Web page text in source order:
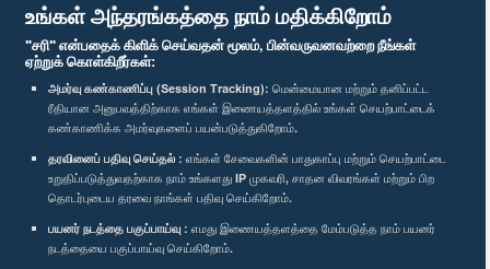
உங்கள் அந்தரங்கத்தை நாம் மதிக்கிறோம்
"சரி" என்பதைக் கிளிக் செய்வதன் மூலம், பின்வருவனவற்றை நீங்கள்
ஏற்றுக் கொள்கிறீர்கள்:
அமர்வு கண்காணிப்பு (Session Tracking): மென்மையான மற்றும் தனிப்பட்ட
ரீதியான அனுபவத்திற்காக எங்கள் இணையத்தளத்தில் உங்கள் செயற்பாட்டைக்
கண்காணிக்க அமர்வுகளைப் பயன்படுத்துகிறோம்.
தரவினைப் பதிவு செய்தல் : எங்கள் சேவைகளின் பாதுகாப்பு மற்றும் செயற்பாட்டை
உறுதிப்படுத்துவதற்காக நாம் உங்களது IP முகவரி, சாதன விவரங்கள் மற்றும் பிற
தொடர்புடைய தரவை நாங்கள் பதிவு செய்கிறோம்.
பயனர் நடத்தை பகுப்பாய்வு : எமது இணையத்தளத்தை மேம்படுத்த நாம் பயனர்
நடத்தையை பகுப்பாய்வு செய்கிறோம்.
எம்மை பின்தொடர்க :
விருதுகள்
தனியுரிமைக் கொள்கை